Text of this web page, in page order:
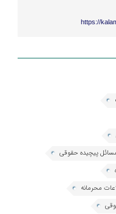
https://
پیچیده حقوقی
محرمانه